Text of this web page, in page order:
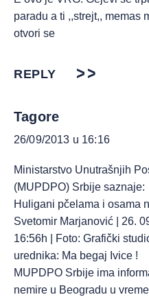
paradu a ti ,,strejt,,
otvori se
REPLY
Tagore
26/09/2013 u 16:16
Ministarstvo Unutrašnjih
(MUPDPO) Srbije saznaje:
Huligani pčelama i osama
Svetomir Marjanović | 26.
16:56h | Foto: Grafički
urednika: Ma begaj Ivice !
MUPDPO Srbije ima
nemire u Beogradu u